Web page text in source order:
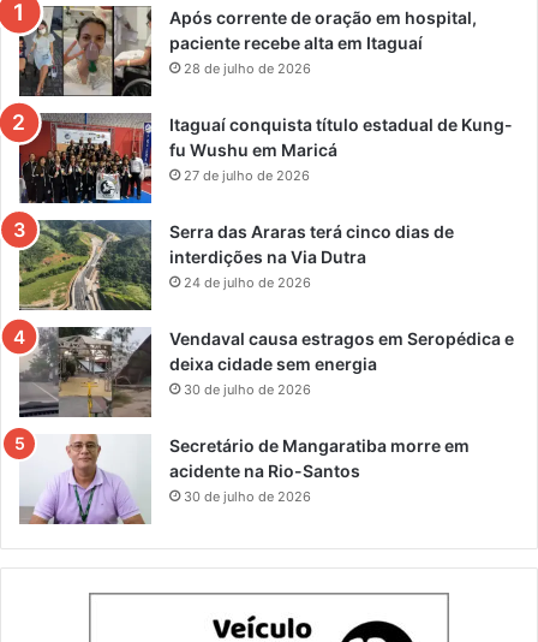
r
o
Após corrente de oração em hospital,
paciente recebe alta em Itaguaí
28 de julho de 2026
Itaguaí conquista título estadual de Kung-
fu Wushu em Maricá
27 de julho de 2026
Serra das Araras terá cinco dias de
interdições na Via Dutra
24 de julho de 2026
Vendaval causa estragos em Seropédica e
deixa cidade sem energia
30 de julho de 2026
Secretário de Mangaratiba morre em
acidente na Rio-Santos
30 de julho de 2026